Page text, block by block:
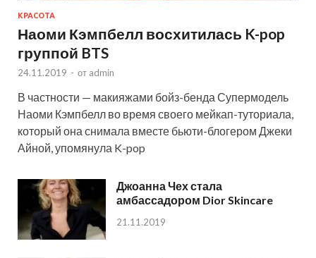
КРАСОТА
Наоми Кэмпбелл восхитилась K-pop
группой BTS
24.11.2019 - от admin
В частности — макияжами бойз-бенда Супермодель
Наоми Кэмпбелл во время своего мейкап-туториала,
который она снимала вместе бьюти-блогером Джеки
Айной, упомянула K-pop
Джоанна Чех стала
амбассадором Dior Skincare
21.11.2019